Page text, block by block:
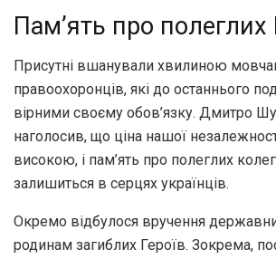
Пам’ять про полеглих
Присутні вшанували хвилиною
правоохоронців, які до останнього
вірними своєму обов’язку. Дмитро
наголосив, що ціна нашої
високою, і пам’ять про полеглих
залишиться в серцях українців.
Окремо відбулося вручення
родинам загиблих Героїв. Зокрема,